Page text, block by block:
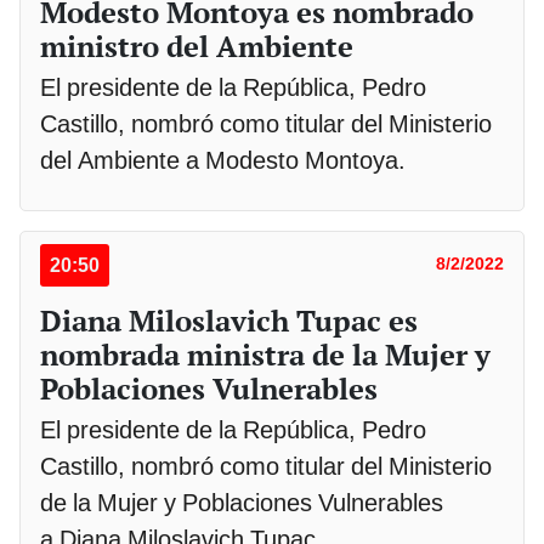
Modesto Montoya es nombrado
ministro del Ambiente
El presidente de la República, Pedro
Castillo, nombró como titular del Ministerio
del Ambiente a Modesto Montoya.
20:50 8/2/2022
Diana Miloslavich Tupac es
nombrada ministra de la Mujer y
Poblaciones Vulnerables
El presidente de la República, Pedro
Castillo, nombró como titular del Ministerio
de la Mujer y Poblaciones Vulnerables